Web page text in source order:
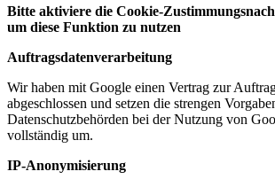
Bitte aktiviere die Cookie-
um diese Funktion zu nutzen
Auftragsdatenverarbeitung
Wir haben mit Google einen Vertrag zur
abgeschlossen und setzen die strengen
Datenschutzbehörden bei der Nutzung von
vollständig um.
IP-Anonymisierung